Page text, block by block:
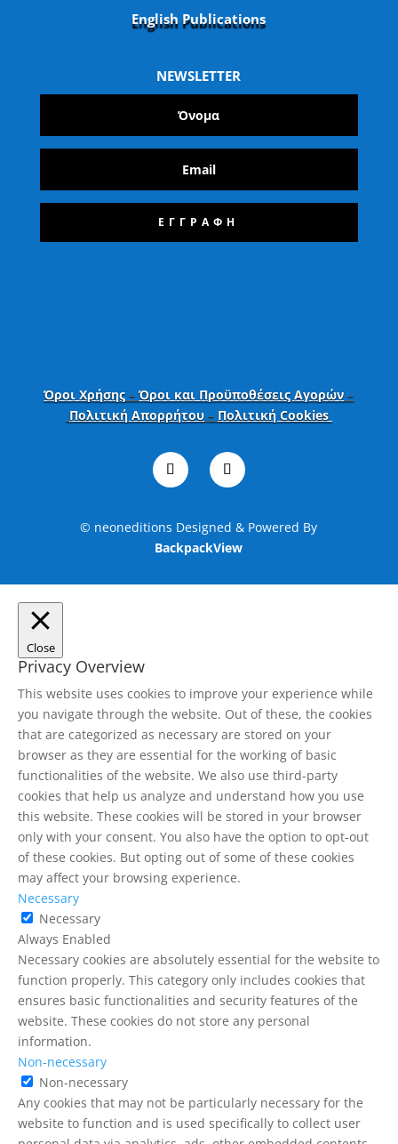
English Publications
NEWSLETTER
ΕΓΓΡΑΦΗ
Όροι Χρήσης –Όροι και Προϋποθέσεις Αγορών–
Πολιτική Απορρήτου– Πολιτική Cookies
© neoneditions Designed & Powered By
BackpackView
Close
Privacy Overview
This website uses cookies to improve your experience while
you navigate through the website. Out of these, the cookies
that are categorized as necessary are stored on your
browser as they are essential for the working of basic
functionalities of the website. We also use third-party
cookies that help us analyze and understand how you use
this website. These cookies will be stored in your browser
only with your consent. You also have the option to opt-out
of these cookies. But opting out of some of these cookies
may affect your browsing experience.
Necessary
Necessary
Always Enabled
Necessary cookies are absolutely essential for the website to
function properly. This category only includes cookies that
ensures basic functionalities and security features of the
website. These cookies do not store any personal
information.
Non-necessary
Non-necessary
Any cookies that may not be particularly necessary for the
website to function and is used specifically to collect user